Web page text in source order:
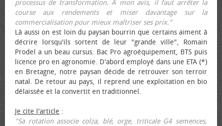
processus de transformation. À mon avis, il faut arrêter la
course aux rendements et miser davantage sur la
commercialisation pour mieux maîtriser ses prix."
Là aussi on est loin du paysan bourrin que certains aiment à
décrire lorsqu'ils sortent de leur "grande ville", Romain
Prodel a un beau cursus. Bac Pro agroéquipement, BTS puis
licence pro en agronomie. D'abord employé dans une ETA (*)
en Bretagne, notre paysan décide de retrouver son terroir
natal. De retour au pays, il reprend une exploitation en bio
délaissée et la convertit en traditionnel.
Je cite l'article :
"Sa rotation associe colza, blé, orge, triticale G4 semences,